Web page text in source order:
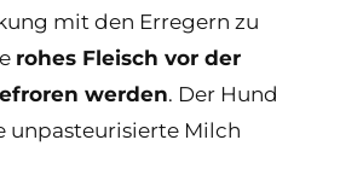
mit den Erregern zu
rohes Fleisch vor der
werden. Der Hund
unpasteurisierte Milch